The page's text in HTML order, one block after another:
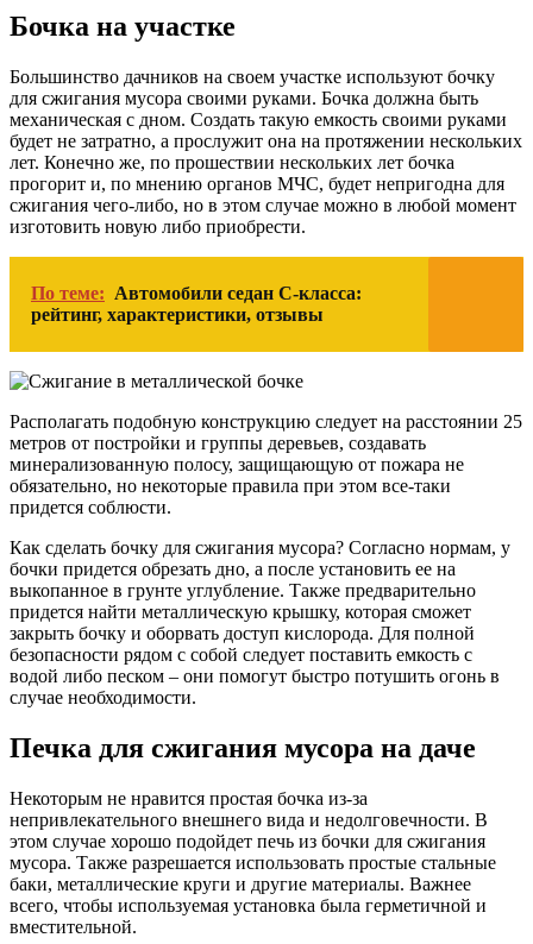
Бочка на участке
Большинство дачников на своем участке используют бочку
для сжигания мусора своими руками. Бочка должна быть
механическая с дном. Создать такую емкость своими руками
будет не затратно, а прослужит она на протяжении нескольких
лет. Конечно же, по прошествии нескольких лет бочка
прогорит и, по мнению органов МЧС, будет непригодна для
сжигания чего-либо, но в этом случае можно в любой момент
изготовить новую либо приобрести.
По теме: Автомобили седан С-класса:
рейтинг, характеристики, отзывы
Располагать подобную конструкцию следует на расстоянии 25
метров от постройки и группы деревьев, создавать
минерализованную полосу, защищающую от пожара не
обязательно, но некоторые правила при этом все-таки
придется соблюсти.
Как сделать бочку для сжигания мусора? Согласно нормам, у
бочки придется обрезать дно, а после установить ее на
выкопанное в грунте углубление. Также предварительно
придется найти металлическую крышку, которая сможет
закрыть бочку и оборвать доступ кислорода. Для полной
безопасности рядом с собой следует поставить емкость с
водой либо песком – они помогут быстро потушить огонь в
случае необходимости.
Печка для сжигания мусора на даче
Некоторым не нравится простая бочка из-за
непривлекательного внешнего вида и недолговечности. В
этом случае хорошо подойдет печь из бочки для сжигания
мусора. Также разрешается использовать простые стальные
баки, металлические круги и другие материалы. Важнее
всего, чтобы используемая установка была герметичной и
вместительной.